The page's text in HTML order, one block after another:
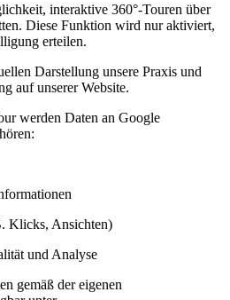
interaktive 360°-Touren über
Diese Funktion wird nur aktiviert,
erteilen.
Darstellung unsere Praxis und
auf unserer Website.
werden Daten an Google
Klicks, Ansichten)
und Analyse
gemäß der eigenen